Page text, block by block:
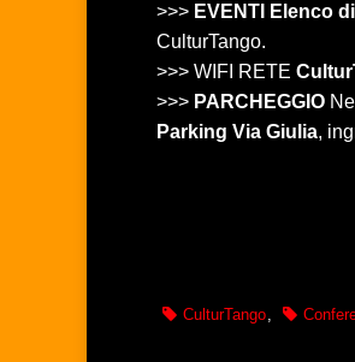
>>> EVENTI Elenco
CulturTango.
>>> WIFI RETE
>>> PARCHEGGIO
Parking Via Giulia,
CulturTango,